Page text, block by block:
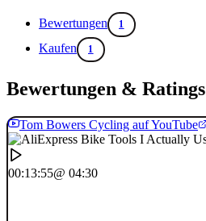
Bewertungen 1
Kaufen 1
Bewertungen & Ratings
Tom Bowers Cycling auf YouTube
00:13:55@ 04:30